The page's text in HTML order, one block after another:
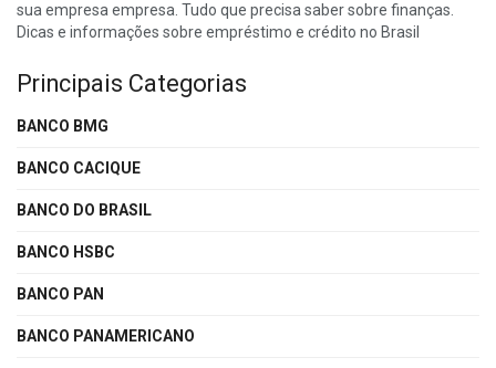
sua empresa empresa. Tudo que precisa saber sobre finanças.
Dicas e informações sobre empréstimo e crédito no Brasil
Principais Categorias
BANCO BMG
BANCO CACIQUE
BANCO DO BRASIL
BANCO HSBC
BANCO PAN
BANCO PANAMERICANO